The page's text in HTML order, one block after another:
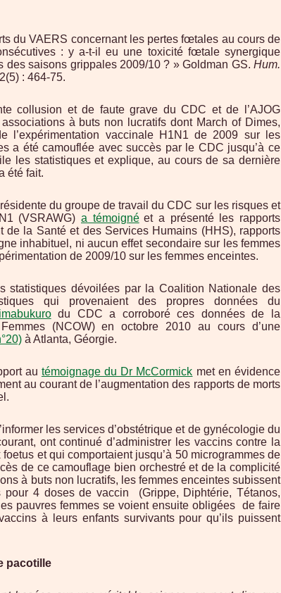
du VAERS concernant les pertes fœtales au cours de
: y a-t-il eu une toxicité fœtale synergique
des saisons grippales 2009/10 ? » Goldman GS. Hum.
: 464-75.
collusion et de faute grave du CDC et de l’AJOG
à buts non lucratifs dont March of Dimes,
l’expérimentation vaccinale H1N1 de 2009 sur les
a été camouflée avec succès par le CDC jusqu’à ce
les statistiques et explique, au cours de sa dernière
été fait.
du groupe de travail du CDC sur les risques et
(VSRAWG) a témoigné et a présenté les rapports
de la Santé et des Services Humains (HHS), rapports
inhabituel, ni aucun effet secondaire sur les femmes
de 2009/10 sur les femmes enceintes.
statistiques dévoilées par la Coalition Nationale des
qui provenaient des propres données du
du CDC a corroboré ces données de la
(NCOW) en octobre 2010 au cours d’une
à Atlanta, Géorgie.
au témoignage du Dr McCormick met en évidence
au courant de l’augmentation des rapports de morts
les services d’obstétrique et de gynécologie du
ont continué d’administrer les vaccins contre la
et qui comportaient jusqu’à 50 microgrammes de
de ce camouflage bien orchestré et de la complicité
à buts non lucratifs, les femmes enceintes subissent
pour 4 doses de vaccin
(Grippe, Diphtérie, Tétanos,
pauvres femmes se voient ensuite obligées de faire
à leurs enfants survivants pour qu’ils puissent
pacotille